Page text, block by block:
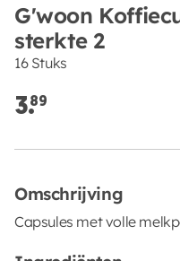
G'woon
sterkte 2
16 Stuks
3.89
Omschrijving
Capsules met volle